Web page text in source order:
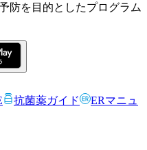
防を目的としたプログラム
抗菌薬ガイド
ERマニュ